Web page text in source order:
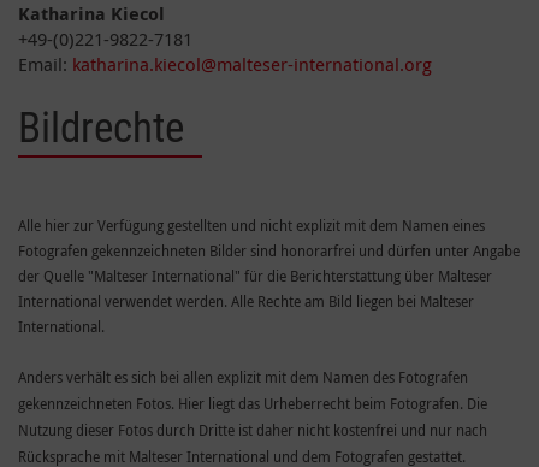
Katharina Kiecol
+49-(0)221-9822-7181
Email: katharina.kiecol@malteser-international.org
Bildrechte
Alle hier zur Verfügung gestellten und nicht explizit mit dem Namen eines
Fotografen gekennzeichneten Bilder sind honorarfrei und dürfen unter Angabe
der Quelle "Malteser International" für die Berichterstattung über Malteser
International verwendet werden. Alle Rechte am Bild liegen bei Malteser
International.
Anders verhält es sich bei allen explizit mit dem Namen des Fotografen
gekennzeichneten Fotos. Hier liegt das Urheberrecht beim Fotografen. Die
Nutzung dieser Fotos durch Dritte ist daher nicht kostenfrei und nur nach
Rücksprache mit Malteser International und dem Fotografen gestattet.